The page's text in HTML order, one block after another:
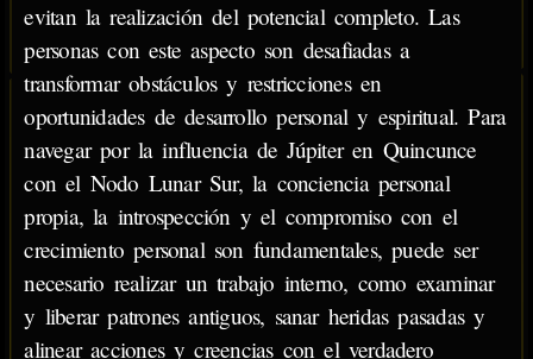
evitan la realización del potencial completo. Las
personas con este aspecto son desafiadas a
transformar obstáculos y restricciones en
oportunidades de desarrollo personal y espiritual. Para
navegar por la influencia de Júpiter en Quincunce
con el Nodo Lunar Sur, la conciencia personal
propia, la introspección y el compromiso con el
crecimiento personal son fundamentales, puede ser
necesario realizar un trabajo interno, como examinar
y liberar patrones antiguos, sanar heridas pasadas y
alinear acciones y creencias con el verdadero